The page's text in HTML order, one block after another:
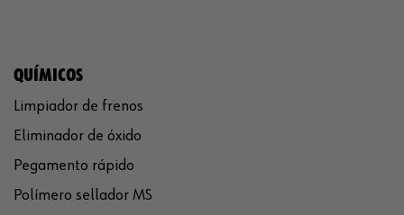
QUÍMICOS
Limpiador de frenos
Eliminador de óxido
Pegamento rápido
Polímero sellador MS